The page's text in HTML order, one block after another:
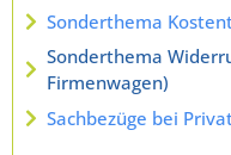
Sonderthema
Sonderthema
Firmenwagen)
Sachbezüge bei